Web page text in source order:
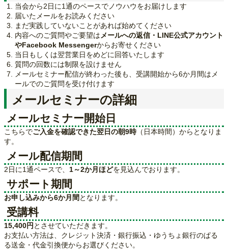
当会から2日に1通のペースでノウハウをお届けします
届いたメールをお読みください
まだ実践していないことがあれば始めてください
内容へのご質問やご要望は メールへの返信・LINE公式アカウント
やFacebook Messengerからお寄せください
当日もしくは翌営業日をめどに回答いたします
質問の回数には制限を設けません
メールセミナー配信が終わった後も、受講開始から6か月間はメ
ールでのご質問を受け付けます
メールセミナーの詳細
メールセミナー開始日
こちらでご入金を確認できた翌日の朝9時（日本時間）からとなりま
す。
メール配信期間
2日に1通ペースで、 1～2か月ほどを見込んでおります。
サポート期間
お申し込みから6か月間 となります。
受講料
15,400円 とさせていただきます。
お支払い方法は、クレジット決済・銀行振込・ゆうちょ銀行のぱる
る送金・代金引換便からお選びください。